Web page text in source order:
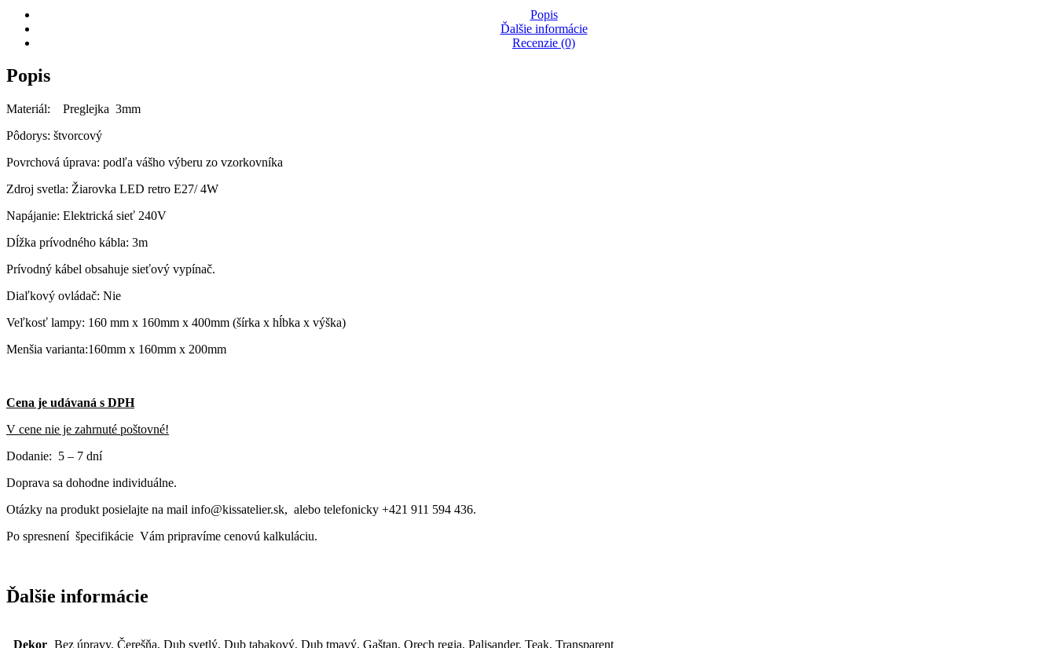
Popis
Ďalšie informácie
Recenzie (0)
Popis
Materiál: Preglejka 3mm
Pôdorys: štvorcový
Povrchová úprava: podľa vášho výberu zo vzorkovníka
Zdroj svetla: Žiarovka LED retro E27/ 4W
Napájanie: Elektrická sieť 240V
Dĺžka prívodného kábla: 3m
Prívodný kábel obsahuje sieťový vypínač.
Diaľkový ovládač: Nie
Veľkosť lampy: 160 mm x 160mm x 400mm (šírka x hĺbka x výška)
Menšia varianta:160mm x 160mm x 200mm
Cena je udávaná s DPH
V cene nie je zahrnuté poštovné!
Dodanie: 5 – 7 dní
Doprava sa dohodne individuálne.
Otázky na produkt posielajte na mail info@kissatelier.sk, alebo telefonicky +421 911 594 436.
Po spresnení špecifikácie Vám pripravíme cenovú kalkuláciu.
Ďalšie informácie
Dekor Bez úpravy, Čerešňa, Dub svetlý, Dub tabakový, Dub tmavý, Gaštan, Orech regia, Palisander, Teak, Transparent